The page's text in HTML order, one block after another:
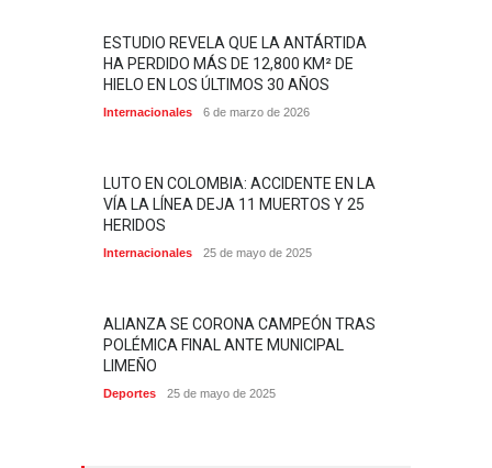
ESTUDIO REVELA QUE LA ANTÁRTIDA
HA PERDIDO MÁS DE 12,800 KM² DE
HIELO EN LOS ÚLTIMOS 30 AÑOS
Internacionales 6 de marzo de 2026
LUTO EN COLOMBIA: ACCIDENTE EN LA
VÍA LA LÍNEA DEJA 11 MUERTOS Y 25
HERIDOS
Internacionales 25 de mayo de 2025
ALIANZA SE CORONA CAMPEÓN TRAS
POLÉMICA FINAL ANTE MUNICIPAL
LIMEÑO
Deportes 25 de mayo de 2025